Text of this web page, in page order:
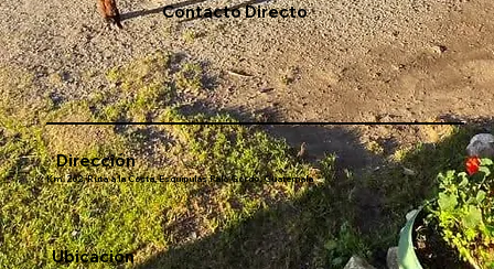
Contacto Directo
Dirección
Km. 262, Ruta a la Costa, Esquipulas Palo Gordo, Guatemala
Ubicación